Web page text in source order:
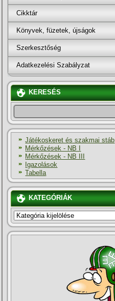
Cikktár
Könyvek, füzetek, újságok
Szerkesztőség
Adatkezelési Szabályzat
KERESÉS
Játékoskeret és szakmai stáb
Mérkőzések - NB I
Mérkőzések - NB III
Igazolások
Tabella
KATEGÓRIÁK
KATEGÓRIÁK